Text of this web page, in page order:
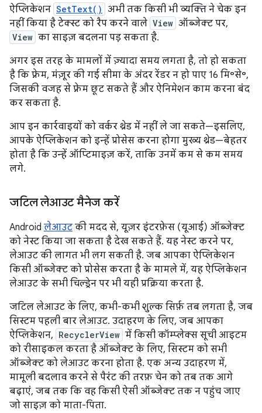
ऐप्लिकेशन SetText() अभी तक किसी भी व्यक्ति ने चेक इन
नहीं किया है टेक्स्ट को रैप करने वाले View ऑब्जेक्ट पर,
View का साइज़ बदलना पड़ सकता है.
अगर इस तरह के मामलों में ज़्यादा समय लगता है, तो हो सकता
है कि फ़्रेम, मंज़ूर की गई सीमा के अंदर रेंडर न हो पाए 16 मि॰से॰,
जिसकी वजह से फ़्रेम छूट सकते हैं और ऐनिमेशन काम करना बंद
कर सकता है.
आप इन कार्रवाइयों को वर्कर थ्रेड में नहीं ले जा सकते—इसलिए,
आपके ऐप्लिकेशन को इन्हें प्रोसेस करना होगा मुख्य थ्रेड—बेहतर
होता है कि उन्हें ऑप्टिमाइज़ करें, ताकि उनमें कम से कम समय
लगे.
जटिल लेआउट मैनेज करें
Android लेआउट की मदद से, यूज़र इंटरफ़ेस (यूआई) ऑब्जेक्ट
को नेस्ट किया जा सकता है देख सकते हैं. यह नेस्ट करने पर,
लेआउट की लागत भी लग सकती है. जब आपका ऐप्लिकेशन
किसी ऑब्जेक्ट को प्रोसेस करता है के मामले में, यह ऐप्लिकेशन
लेआउट के सभी चिल्ड्रेन पर भी यही प्रक्रिया करता है.
जटिल लेआउट के लिए, कभी-कभी शुल्क सिर्फ़ तब लगता है, जब
सिस्टम पहली बार लेआउट. उदाहरण के लिए, जब आपका
ऐप्लिकेशन, RecyclerView में किसी कॉम्प्लेक्स सूची आइटम
को रीसाइकल करता है ऑब्जेक्ट के लिए, सिस्टम को सभी
ऑब्जेक्ट को लेआउट करना होता है. एक अन्य उदाहरण में,
मामूली बदलाव करने से पैरंट की तरफ़ चेन को तब तक आगे
बढ़ाएं, जब तक कि वह किसी ऐसी ऑब्जेक्ट तक न पहुंच जाए
जो साइज़ को माता-पिता.